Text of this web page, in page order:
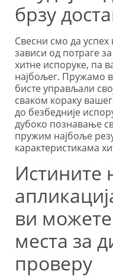
брзу
Свесни смо да
зависи од потраге
хитне испоруке, па
најбољег. Пружамо
бисте управљали
сваком кораку
до безбедније
дубоко познавање
пружим најбоље
карактеристикама
Истините
ви
места за
проверу